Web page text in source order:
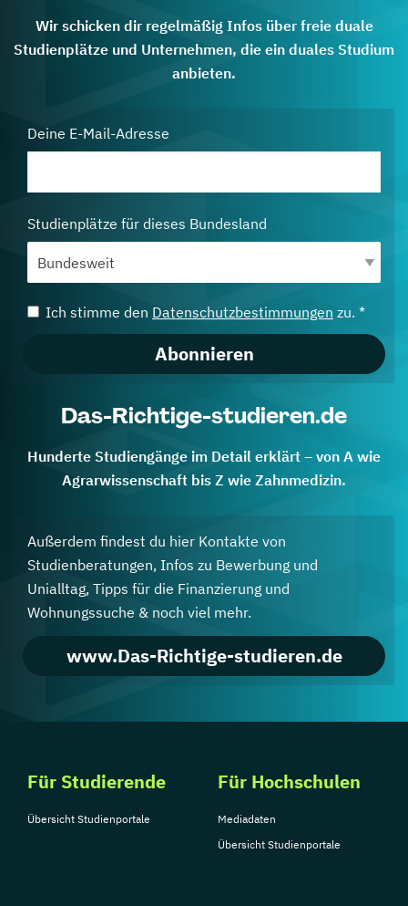
Wir schicken dir regelmäßig Infos über freie duale
Studienplätze und Unternehmen, die ein duales Studium
anbieten.
Deine E-Mail-Adresse
Studienplätze für dieses Bundesland
Ich stimme den Datenschutzbestimmungen zu. *
Abonnieren
Das-Richtige-studieren.de
Hunderte Studiengänge im Detail erklärt – von A wie
Agrarwissenschaft bis Z wie Zahnmedizin.
Außerdem findest du hier Kontakte von
Studienberatungen, Infos zu Bewerbung und
Unialltag, Tipps für die Finanzierung und
Wohnungssuche & noch viel mehr.
www.Das-Richtige-studieren.de
Für Studierende
Übersicht Studienportale
Für Hochschulen
Mediadaten
Übersicht Studienportale